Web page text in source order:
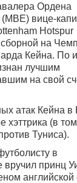
Ордена
вице-
Hotspur
сборной на
Кейна. По
лучшим
на свой
атак Кейна в
хэттрика (в
Туниса).
в
вручил принц
английской